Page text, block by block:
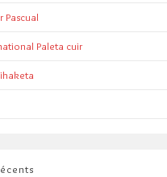
Pascual
Paleta cuir